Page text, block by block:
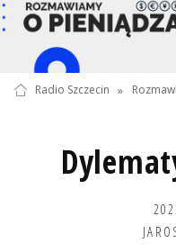
Radio Szczecin »